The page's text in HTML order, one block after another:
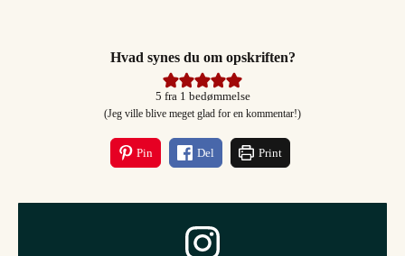
Hvad synes du om opskriften?
5 fra 1 bedømmelse
(Jeg ville blive meget glad for en kommentar!)
Pin Del Print